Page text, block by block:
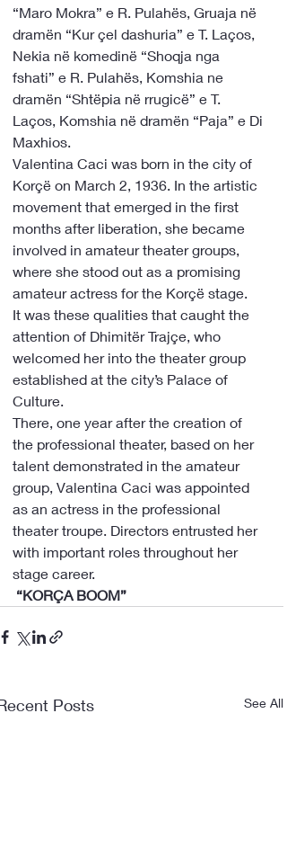
“Maro Mokra” e R. Pulahës, Gruaja në
dramën “Kur çel dashuria” e T. Laços,
Nekia në komedinë “Shoqja nga
fshati” e R. Pulahës, Komshia ne
dramën “Shtëpia në rrugicë” e T.
Laços, Komshia në dramën “Paja” e Di
Maxhios.
Valentina Caci was born in the city of
Korçë on March 2, 1936. In the artistic
movement that emerged in the first
months after liberation, she became
involved in amateur theater groups,
where she stood out as a promising
amateur actress for the Korçë stage.
It was these qualities that caught the
attention of Dhimitër Trajçe, who
welcomed her into the theater group
established at the city’s Palace of
Culture.
There, one year after the creation of
the professional theater, based on her
talent demonstrated in the amateur
group, Valentina Caci was appointed
as an actress in the professional
theater troupe. Directors entrusted her
with important roles throughout her
stage career.
“KORÇA BOOM”
Posts See All